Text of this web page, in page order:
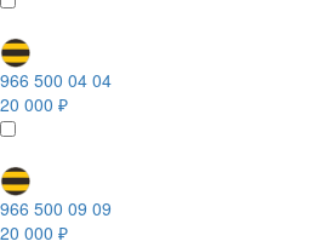
966 500 04 04
20 000 ₽
966 500 09 09
20 000 ₽